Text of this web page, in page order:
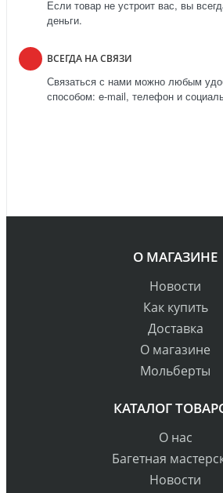
Если товар не устроит вас, вы
деньги.
ВСЕГДА НА СВЯЗИ
Связаться с нами можно любым
способом: e-mail, телефон и
О МАГАЗИНЕ
Новости
Как купить
Доставка
О магазине
Мольберты
КАТАЛОГ
О нас
Багетная
Новости